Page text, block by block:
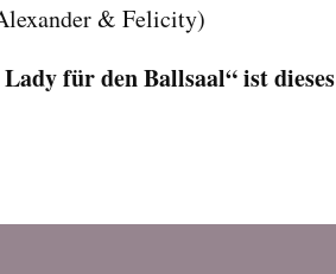
& Felicity)
für den Ballsaal“ ist